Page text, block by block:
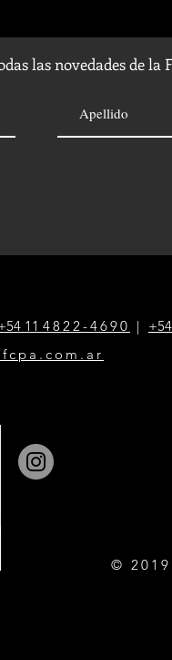
las novedades de la
11 4822-4690 |
© 2019